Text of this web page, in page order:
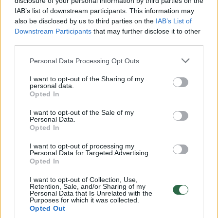
IAB’s list of downstream participants. This information may
also be disclosed by us to third parties on the IAB’s List of
Downstream Participants that may further disclose it to other
Personal Data Processing Opt Outs
I want to opt-out of the Sharing of my
personal data.
Opted In
I want to opt-out of the Sale of my
Personal Data.
Opted In
I want to opt-out of processing my
Personal Data for Targeted Advertising.
Opted In
I want to opt-out of Collection, Use,
Retention, Sale, and/or Sharing of my
Personal Data that Is Unrelated with the
Purposes for which it was collected.
Opted Out
patirtimi, kuriami ryšiai, kalbamasi su
žmonėmis. Ne viskas yra vien taktika. Todėl
norisi lietuvį – net ir šiek tiek introvertišką –
pastumti į priekį, padėti jam augti tiek
Matkevičius.
Organizatorius taip pat pabrėžia partnerių
svarbą:
„Labai džiaugiamės, kad tiek „Kinexon“, tiek
„Tesonet“ mus palaiko ir suteikia tvirtą
pasitikėjimą startui.“